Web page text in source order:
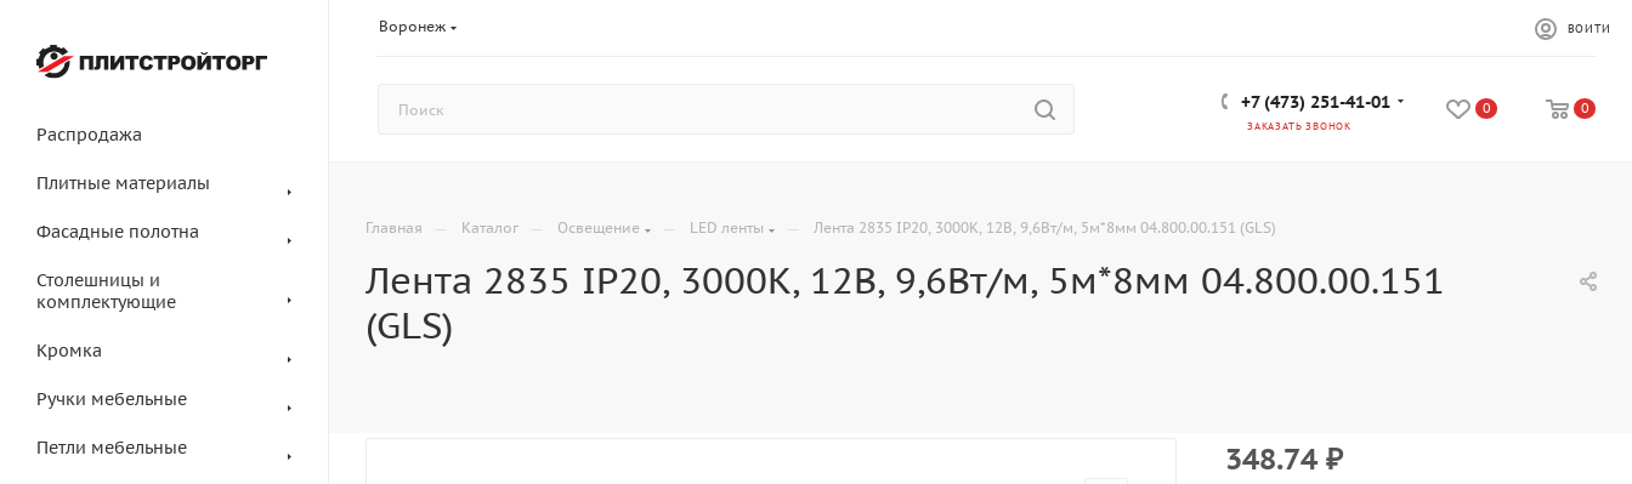
Воронеж ВОЙТИ
+7 (473) 251-41-01
ЗАКАЗАТЬ ЗВОНОК
0 0
Распродажа
Плитные материалы
Фасадные полотна
Столешницы и
комплектующие
Кромка
Ручки мебельные
Петли мебельные
Главная — Каталог — Освещение — LED ленты — Лента 2835 IP20, 3000К, 12В, 9,6Вт/м, 5м*8мм 04.800.00.151 (GLS)
Лента 2835 IP20, 3000К, 12В, 9,6Вт/м, 5м*8мм 04.800.00.151
(GLS)
348.74 ₽